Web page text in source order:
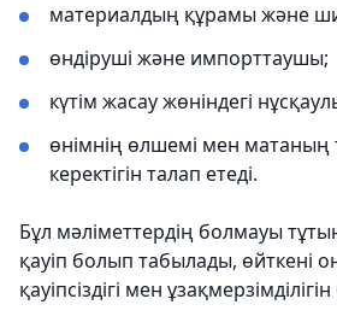
материалдың құрамы және
өндіруші және импорттаушы;
күтім жасау жөніндегі
өнімнің өлшемі мен матаның
керектігін талап етеді.
Бұл мәліметтердің болмауы
қауіп болып табылады, өйткені
қауіпсіздігі мен